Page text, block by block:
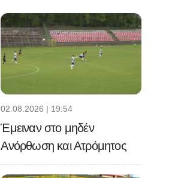
02.08.2026 | 19:54
Έμειναν στο μηδέν
Ανόρθωση και Ατρόμητος